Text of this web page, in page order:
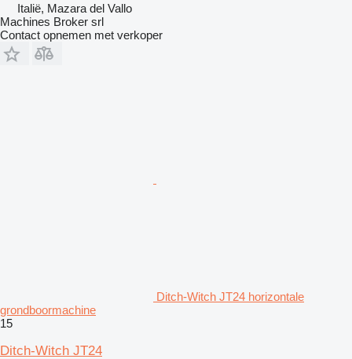
Italië, Mazara del Vallo
Machines Broker srl
Contact opnemen met verkoper
Ditch-Witch JT24 horizontale
grondboormachine
15
Ditch-Witch JT24